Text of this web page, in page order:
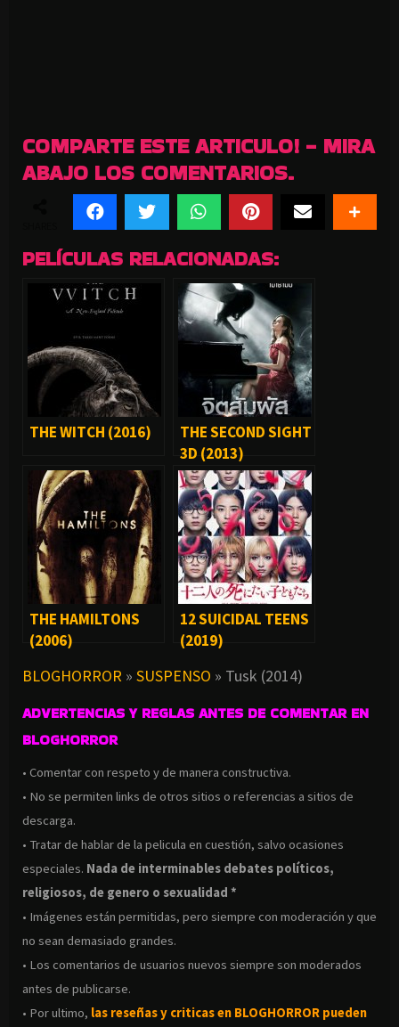
COMPARTE ESTE ARTICULO! - MIRA
ABAJO LOS COMENTARIOS.
PELÍCULAS RELACIONADAS:
THE WITCH (2016)
THE SECOND SIGHT
3D (2013)
THE HAMILTONS
(2006)
12 SUICIDAL TEENS
(2019)
BLOGHORROR » SUSPENSO » Tusk (2014)
ADVERTENCIAS Y REGLAS ANTES DE COMENTAR EN
BLOGHORROR
• Comentar con respeto y de manera constructiva.
• No se permiten links de otros sitios o referencias a sitios de
descarga.
• Tratar de hablar de la pelicula en cuestión, salvo ocasiones
especiales. Nada de interminables debates políticos,
religiosos, de genero o sexualidad *
• Imágenes están permitidas, pero siempre con moderación y que
no sean demasiado grandes.
• Los comentarios de usuarios nuevos siempre son moderados
antes de publicarse.
• Por ultimo, las reseñas y criticas en BLOGHORROR pueden